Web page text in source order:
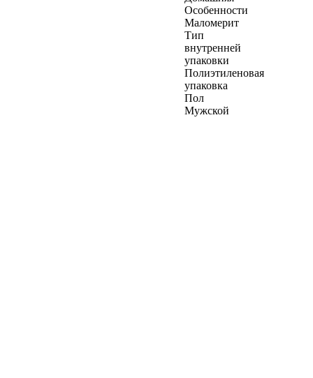
Особенности
Маломерит
Тип
внутренней
упаковки
Полиэтиленовая
упаковка
Пол
Мужской